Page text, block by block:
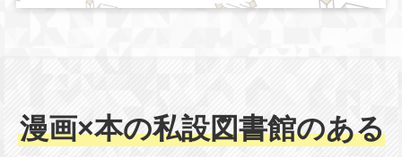
漫画×本の私設図書館のある